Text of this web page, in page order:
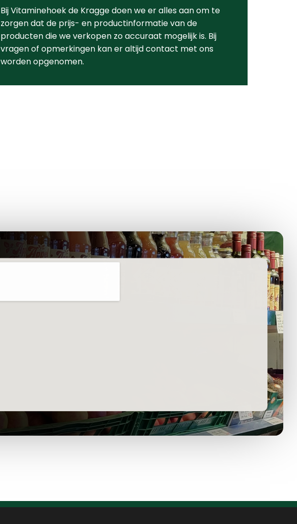
Bij Vitaminehoek de Kragge doen we er alles aan om te
zorgen dat de prijs- en productinformatie van de
producten die we verkopen zo accuraat mogelijk is. Bij
vragen of opmerkingen kan er altijd contact met ons
worden opgenomen.